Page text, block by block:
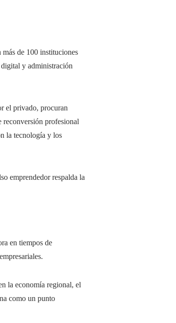
de 100 instituciones
y administración
el privado, procuran
reconversión profesional
la tecnología y los
emprendedor respalda la
en tiempos de
la economía regional, el
como un punto